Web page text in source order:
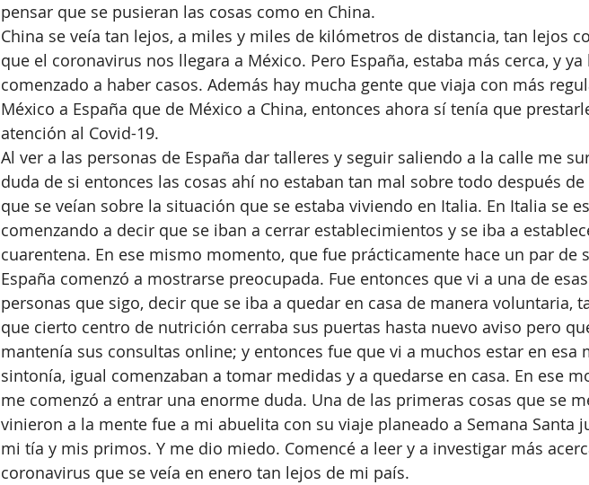
pensar que se pusieran las cosas como en China.
China se veía tan lejos, a miles y miles de kilómetros de distancia, tan lejos
que el coronavirus nos llegara a México. Pero España, estaba más cerca, y ya
comenzado a haber casos. Además hay mucha gente que viaja con más
México a España que de México a China, entonces ahora sí tenía que
atención al Covid-19.
Al ver a las personas de España dar talleres y seguir saliendo a la calle me
duda de si entonces las cosas ahí no estaban tan mal sobre todo después de
que se veían sobre la situación que se estaba viviendo en Italia. En Italia se
comenzando a decir que se iban a cerrar establecimientos y se iba a
cuarentena. En ese mismo momento, que fue prácticamente hace un par de
España comenzó a mostrarse preocupada. Fue entonces que vi a una de esas
personas que sigo, decir que se iba a quedar en casa de manera voluntaria,
que cierto centro de nutrición cerraba sus puertas hasta nuevo aviso pero
mantenía sus consultas online; y entonces fue que vi a muchos estar en esa
sintonía, igual comenzaban a tomar medidas y a quedarse en casa. En ese
me comenzó a entrar una enorme duda. Una de las primeras cosas que se
vinieron a la mente fue a mi abuelita con su viaje planeado a Semana Santa
mi tía y mis primos. Y me dio miedo. Comencé a leer y a investigar más
coronavirus que se veía en enero tan lejos de mi país.